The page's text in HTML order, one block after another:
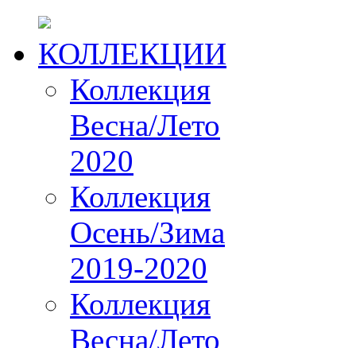
КОЛЛЕКЦИИ
Коллекция
Весна/Лето
2020
Коллекция
Осень/Зима
2019-2020
Коллекция
Весна/Лето